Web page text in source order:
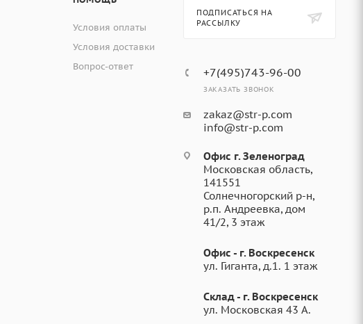
Условия оплаты
Условия доставки
Вопрос-ответ
ПОДПИСАТЬСЯ НА
РАССЫЛКУ
+7(495)743-96-00
ЗАКАЗАТЬ ЗВОНОК
zakaz@str-p.com
info@str-p.com
Офис г. Зеленоград
Московская область,
141551
Солнечногорский р-н,
р.п. Андреевка, дом
41/2, 3 этаж
Офис - г. Воскресенск
ул. Гиганта, д.1. 1 этаж
Склад - г. Воскресенск
ул. Московская 43 А.